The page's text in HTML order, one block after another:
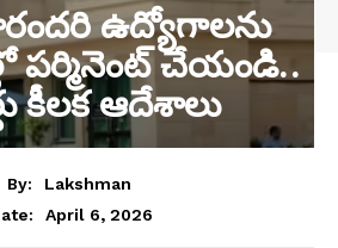
ఉద్యోగాలను
పర్మినెంట్ చేయండి..
కీలక ఆదేశాలు
By:
Lakshman
April 6, 2026